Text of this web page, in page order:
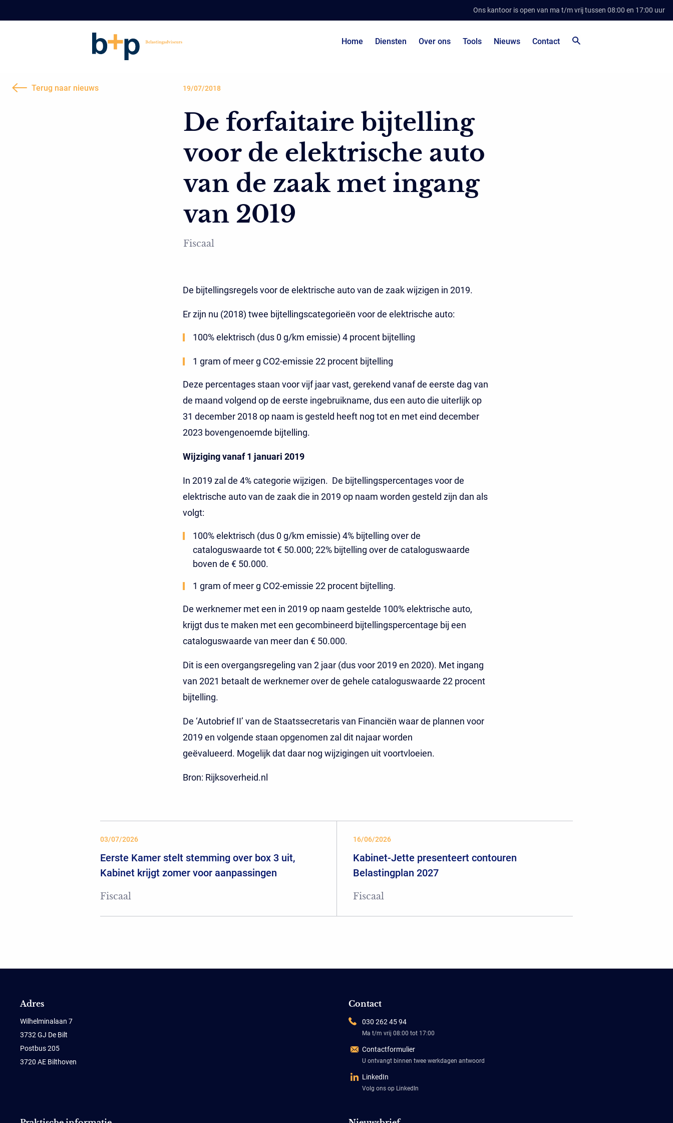
Ons kantoor is open van ma t/m vrij tussen 08:00 en 17:00 uur
Home Diensten Over ons Tools Nieuws Contact
Terug naar nieuws 19/07/2018
De forfaitaire bijtelling
voor de elektrische auto
van de zaak met ingang
van 2019
Fiscaal
De bijtellingsregels voor de elektrische auto van de zaak wijzigen in 2019.
Er zijn nu (2018) twee bijtellingscategorieën voor de elektrische auto:
100% elektrisch (dus 0 g/km emissie) 4 procent bijtelling
1 gram of meer g CO2-emissie 22 procent bijtelling
Deze percentages staan voor vijf jaar vast, gerekend vanaf de eerste dag van
de maand volgend op de eerste ingebruikname, dus een auto die uiterlijk op
31 december 2018 op naam is gesteld heeft nog tot en met eind december
2023 bovengenoemde bijtelling.
Wijziging vanaf 1 januari 2019
In 2019 zal de 4% categorie wijzigen. De bijtellingspercentages voor de
elektrische auto van de zaak die in 2019 op naam worden gesteld zijn dan als
volgt:
100% elektrisch (dus 0 g/km emissie) 4% bijtelling over de
cataloguswaarde tot € 50.000; 22% bijtelling over de cataloguswaarde
boven de € 50.000.
1 gram of meer g CO2-emissie 22 procent bijtelling.
De werknemer met een in 2019 op naam gestelde 100% elektrische auto,
krijgt dus te maken met een gecombineerd bijtellingspercentage bij een
cataloguswaarde van meer dan € 50.000.
Dit is een overgangsregeling van 2 jaar (dus voor 2019 en 2020). Met ingang
van 2021 betaalt de werknemer over de gehele cataloguswaarde 22 procent
bijtelling.
De ‘Autobrief II’ van de Staatssecretaris van Financiën waar de plannen voor
2019 en volgende staan opgenomen zal dit najaar worden
geëvalueerd. Mogelijk dat daar nog wijzigingen uit voortvloeien.
Bron: Rijksoverheid.nl
03/07/2026
Eerste Kamer stelt stemming over box 3 uit,
Kabinet krijgt zomer voor aanpassingen
Fiscaal
16/06/2026
Kabinet-Jette presenteert contouren
Belastingplan 2027
Fiscaal
Adres
Wilhelminalaan 7
3732 GJ De Bilt
Postbus 205
3720 AE Bilthoven
Contact
030 262 45 94
Ma t/m vrij 08:00 tot 17:00
Contactformulier
U ontvangt binnen twee werkdagen antwoord
LinkedIn
Volg ons op LinkedIn